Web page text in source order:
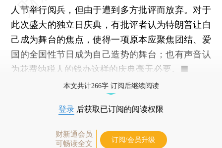
人节举行阅兵，但由于遭到多方批评而放弃。对于
此次盛大的独立日庆典，有批评者认为特朗普让自
己成为舞台的焦点，使得一项原本应聚焦团结、爱
国的全国性节日成为自己造势的舞台；也有声音认
为花费纳税人的钱办这样的庆典毫无必要。■
本文共计266字 订阅后继续阅读
登录 后获取已订阅的阅读权限
财新通会员
可畅读全文
订阅/会员升级